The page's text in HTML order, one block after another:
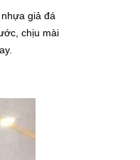
giả đá
chịu mài